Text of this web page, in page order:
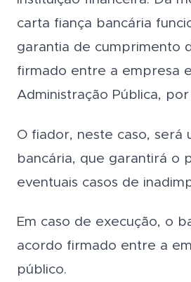
carta fiança bancária
garantia de cumprimento
firmado entre a empresa
Administração Pública,
O fiador, neste caso, será
bancária, que garantirá o
eventuais casos de
Em caso de execução, o
acordo firmado entre a
público.